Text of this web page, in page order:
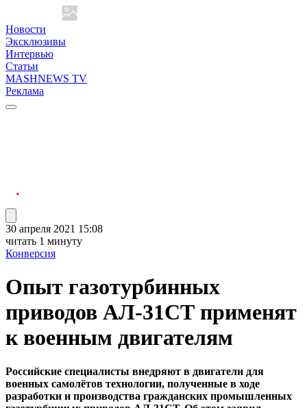
Новости
Эксклюзивы
Интервью
Статьи
MASHNEWS TV
Реклама
30 апреля 2021 15:08
читать 1 минуту
Конверсия
Опыт газотурбинных
приводов АЛ-31СТ применят
к военным двигателям
Российские специалисты внедряют в двигатели для
военных самолётов технологии, полученные в ходе
разработки и производства гражданских промышленных